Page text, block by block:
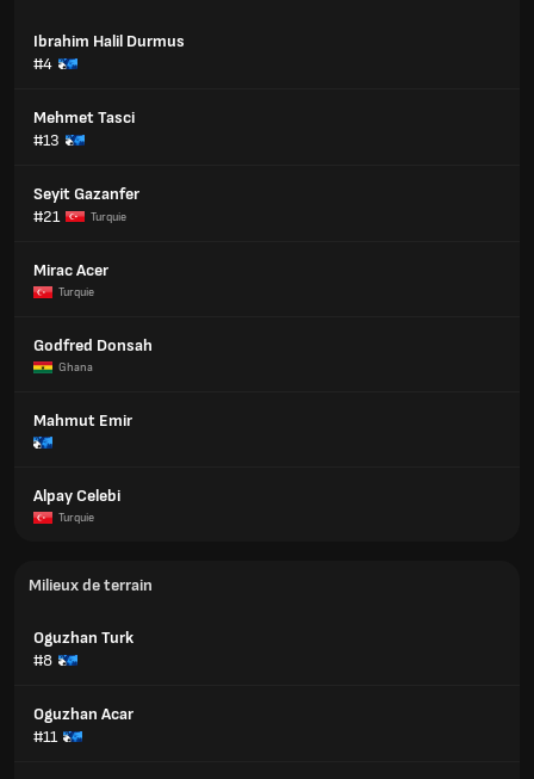
Ibrahim Halil Durmus
#4
Mehmet Tasci
#13
Seyit Gazanfer
#21
Turquie
Mirac Acer
Turquie
Godfred Donsah
Ghana
Mahmut Emir
Alpay Celebi
Turquie
Milieux de terrain
Oguzhan Turk
#8
Oguzhan Acar
#11